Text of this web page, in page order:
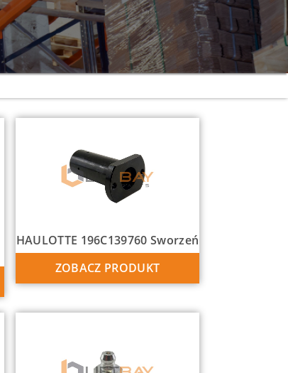
HAULOTTE 196C139760 Sworzeń
ZOBACZ PRODUKT